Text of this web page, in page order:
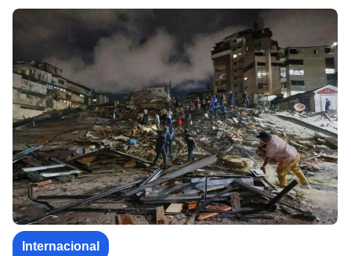
Internacional